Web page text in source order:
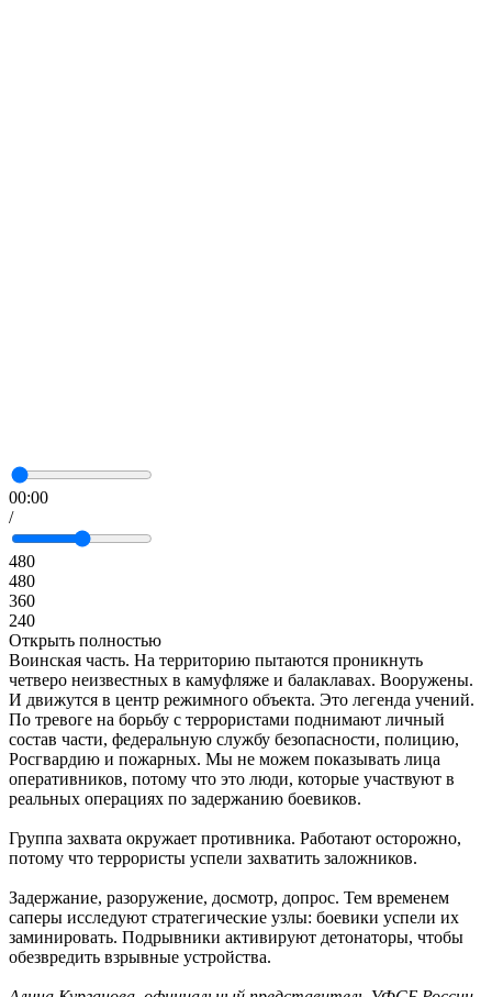
00:00
/
480
480
360
240
Открыть полностью
Воинская часть. На территорию пытаются проникнуть
четверо неизвестных в камуфляже и балаклавах. Вооружены.
И движутся в центр режимного объекта. Это легенда учений.
По тревоге на борьбу с террористами поднимают личный
состав части, федеральную службу безопасности, полицию,
Росгвардию и пожарных. Мы не можем показывать лица
оперативников, потому что это люди, которые участвуют в
реальных операциях по задержанию боевиков.
Группа захвата окружает противника. Работают осторожно,
потому что террористы успели захватить заложников.
Задержание, разоружение, досмотр, допрос. Тем временем
саперы исследуют стратегические узлы: боевики успели их
заминировать. Подрывники активируют детонаторы, чтобы
обезвредить взрывные устройства.